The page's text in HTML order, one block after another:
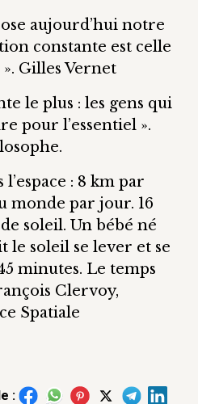
aujourd’hui notre
constante est celle
». Gilles Vernet
le plus : les gens qui
pour l’essentiel ».
: 8 km par
monde par jour. 16
soleil. Un bébé né
le soleil se lever et se
minutes. Le temps
Clervoy,
Spatiale
: